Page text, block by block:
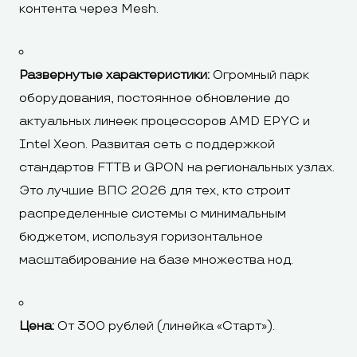
контента через Mesh.
Развернутые характеристики: Огромный парк
оборудования, постоянное обновление до
актуальных линеек процессоров AMD EPYC и
Intel Xeon. Развитая сеть с поддержкой
стандартов FTTB и GPON на региональных узлах.
Это лучшие ВПС 2026 для тех, кто строит
распределенные системы с минимальным
бюджетом, используя горизонтальное
масштабирование на базе множества нод.
Цена: От 300 рублей (линейка «Старт»).